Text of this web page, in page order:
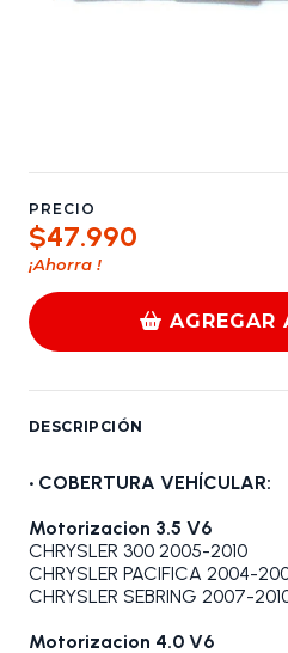
PRECIO
$47.990
¡Ahorra !
AGREGAR
DESCRIPCIÓN
• COBERTURA VEHÍCULAR:
Motorizacion 3.5 V6
CHRYSLER 300 2005-2010
CHRYSLER PACIFICA 2004-
CHRYSLER SEBRING 2007-
Motorizacion 4.0 V6